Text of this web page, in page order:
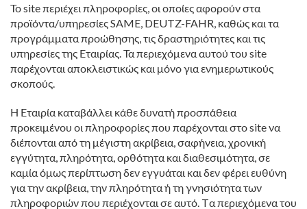
Το site περιέχει πληροφορίες, οι οποίες αφορούν στα
προϊόντα/υπηρεσίες SAME, DEUTZ-FAHR, καθώς και τα
προγράμματα προώθησης, τις δραστηριότητες και τις
υπηρεσίες της Εταιρίας. Τα περιεχόμενα αυτού του site
παρέχονται αποκλειστικώς και μόνο για ενημερωτικούς
σκοπούς.
Η Εταιρία καταβάλλει κάθε δυνατή προσπάθεια
προκειμένου οι πληροφορίες που παρέχονται στο site να
διέπονται από τη μέγιστη ακρίβεια, σαφήνεια, χρονική
εγγύτητα, πληρότητα, ορθότητα και διαθεσιμότητα, σε
καμία όμως περίπτωση δεν εγγυάται και δεν φέρει ευθύνη
για την ακρίβεια, την πληρότητα ή τη γνησιότητα των
πληροφοριών που περιέχονται σε αυτό. Tα περιεχόμενα του